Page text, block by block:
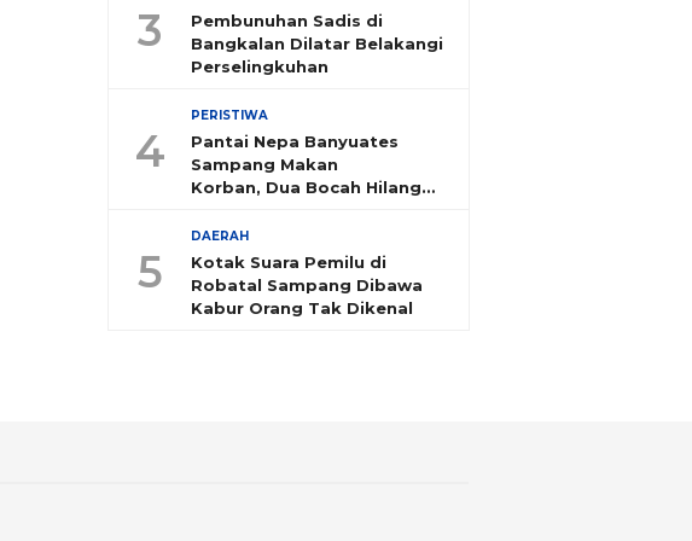
3
Pembunuhan Sadis di
Bangkalan Dilatar Belakangi
Perselingkuhan
4
PERISTIWA
Pantai Nepa Banyuates
Sampang Makan
Korban, Dua Bocah Hilang
5
DAERAH
Kotak Suara Pemilu di
Robatal Sampang Dibawa
Kabur Orang Tak Dikenal